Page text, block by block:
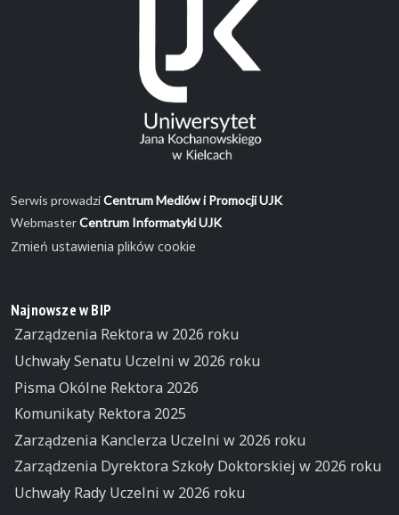
Serwis prowadziCentrum Mediów i Promocji UJK
WebmasterCentrum Informatyki UJK
Zmień ustawienia plików cookie
Najnowsze w BIP
Zarządzenia Rektora w 2026 roku
Uchwały Senatu Uczelni w 2026 roku
Pisma Okólne Rektora 2026
Komunikaty Rektora 2025
Zarządzenia Kanclerza Uczelni w 2026 roku
Zarządzenia Dyrektora Szkoły Doktorskiej w 2026 roku
Uchwały Rady Uczelni w 2026 roku